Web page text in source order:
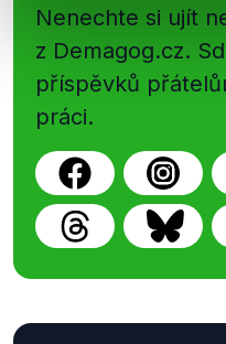
Nenechte si ujít
z Demagog.cz.
příspěvků
práci.